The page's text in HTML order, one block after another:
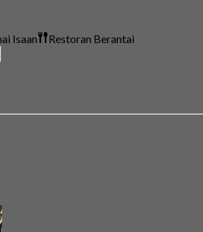
Isaan Restoran Berantai